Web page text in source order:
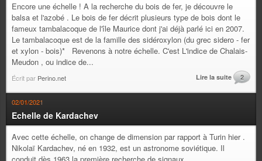
Encore une échelle ! A la recherche du bois de fer, je découvre le
balsa et l'azobé . Le bois de fer décrit plusieurs type de bois dont le
fameux tambalacoque de l'île Maurice dont j'ai déjà parlé ici en 2007.
Le tambalacoque est de la famille des sidéroxylon (du grec sidero - fer
et xylon - bois)* Revenons à notre échelle. C'est L'indice de Chalais-
Meudon , ou indice de...
Écrit par Perino.net Lire la suite 2
02/01/2021
Echelle de Kardachev
Avec cette échelle, on change de dimension par rapport à Turin hier .
Nikolaï Kardachev, né en 1932, est un astronome soviétique. Il